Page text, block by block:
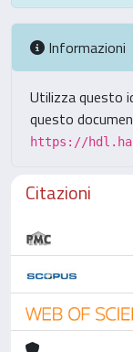
Informazioni
Utilizza questo
questo
https://
Citazioni